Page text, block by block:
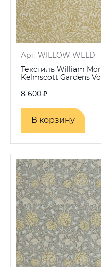
Арт. WILLOW WELD
Текстиль William
Kelmscott Gardens
8 600 ₽
В корзину
В корзину